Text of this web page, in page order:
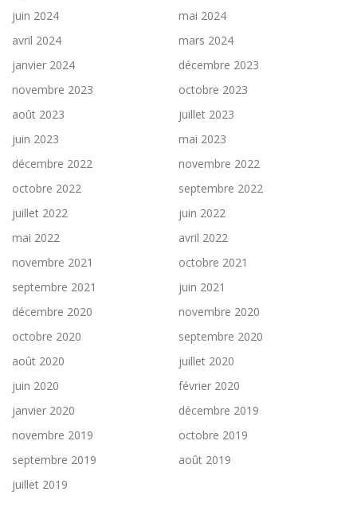
juin 2024
mai 2024
avril 2024
mars 2024
janvier 2024
décembre 2023
novembre 2023
octobre 2023
août 2023
juillet 2023
juin 2023
mai 2023
décembre 2022
novembre 2022
octobre 2022
septembre 2022
juillet 2022
juin 2022
mai 2022
avril 2022
novembre 2021
octobre 2021
septembre 2021
juin 2021
décembre 2020
novembre 2020
octobre 2020
septembre 2020
août 2020
juillet 2020
juin 2020
février 2020
janvier 2020
décembre 2019
novembre 2019
octobre 2019
septembre 2019
août 2019
juillet 2019